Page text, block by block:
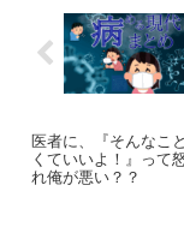
医者に、『そんなこ
くていいよ！』って
れ俺が悪い？？